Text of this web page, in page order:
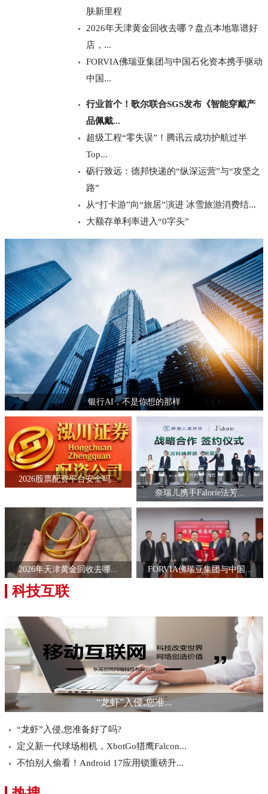
肤新里程
2026年天津黄金回收去哪？盘点本地靠谱好
店，...
FORVIA佛瑞亚集团与中国石化资本携手驱动
中国...
行业首个！歌尔联合SGS发布《智能穿戴产
品佩戴...
超级工程“零失误”！腾讯云成功护航过半
Top...
砺行致远：德邦快递的“纵深运营”与“攻坚之
路”
从“打卡游”向“旅居”演进 冰雪旅游消费结...
大额存单利率进入“0字头”
银行AI，不是你想的那样
2026股票配资平台安全吗...
奈瑞儿携手Faloríe法芳...
2026年天津黄金回收去哪... FORVIA佛瑞亚集团与中国...
科技互联
“龙虾”入侵,您准...
“龙虾”入侵,您准备好了吗?
定义新一代球场相机，XbotGo猎鹰Falcon...
不怕别人偷看！Android 17应用锁重磅升...